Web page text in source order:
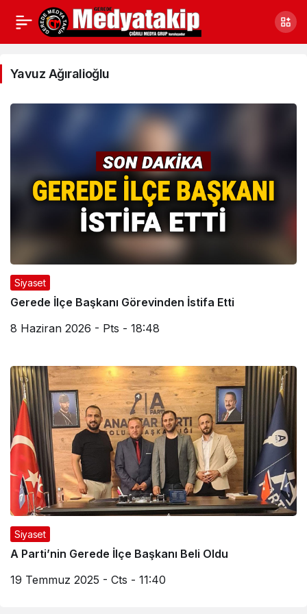
Yavuz
Ağıralioğlu
Haberleri
Yavuz Ağıralioğlu
Siyaset
Gerede İlçe Başkanı Görevinden İstifa Etti
8 Haziran 2026 - Pts - 18:48
Siyaset
A Parti’nin Gerede İlçe Başkanı Beli Oldu
19 Temmuz 2025 - Cts - 11:40